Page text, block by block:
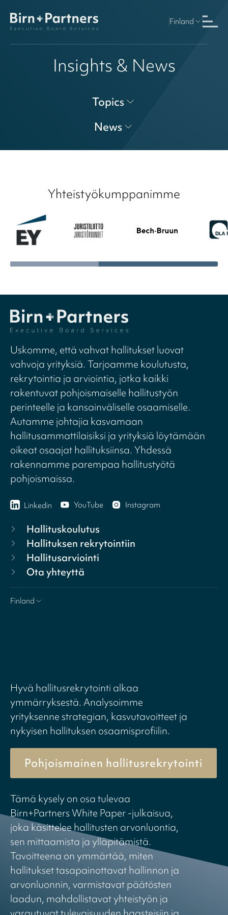
Finland
Insights & News
Topics
News
Yhteistyökumppanimme
Uskomme, että vahvat hallitukset luovat
vahvoja yrityksiä. Tarjoamme koulutusta,
rekrytointia ja arviointia, jotka kaikki
rakentuvat pohjoismaiselle hallitustyön
perinteelle ja kansainväliselle osaamiselle.
Autamme johtajia kasvamaan
hallitusammattilaisiksi ja yrityksiä löytämään
oikeat osaajat hallituksiinsa. Yhdessä
rakennamme parempaa hallitustyötä
pohjoismaissa.
Linkedin YouTube Instagram
Hallituskoulutus
Hallituksen rekrytointiin
Hallitusarviointi
Ota yhteyttä
Finland
Hyvä hallitusrekrytointi alkaa
ymmärryksestä. Analysoimme
yrityksenne strategian, kasvutavoitteet ja
nykyisen hallituksen osaamisprofiilin.
Pohjoismainen hallitusrekrytointi
Tämä kysely on osa tulevaa
Birn+Partners White Paper -julkaisua,
joka käsittelee hallitusten arvonluontia,
sen mittaamista ja ylläpitämistä.
Tavoitteena on ymmärtää, miten
hallitukset tasapainottavat hallinnon ja
arvonluonnin, varmistavat päätösten
laadun, mahdollistavat yhteistyön ja